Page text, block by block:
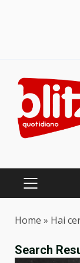
content
PRIMARY
Home » Hai
Search